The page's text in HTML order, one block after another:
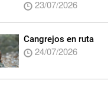
23/07/2026
Cangrejos en ruta
24/07/2026